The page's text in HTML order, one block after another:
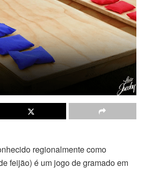
regionalmente como
feijão) é um jogo de gramado em